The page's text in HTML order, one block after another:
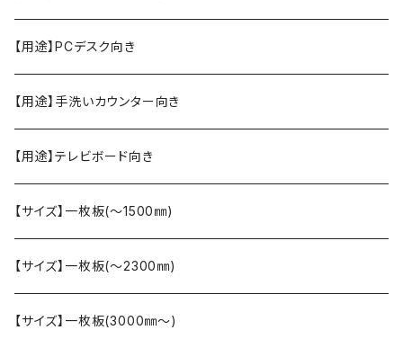
【用途】PCデスク向き
【用途】手洗いカウンター向き
【用途】テレビボード向き
【サイズ】一枚板(〜1500㎜)
【サイズ】一枚板(〜2300㎜)
【サイズ】一枚板(3000㎜〜)